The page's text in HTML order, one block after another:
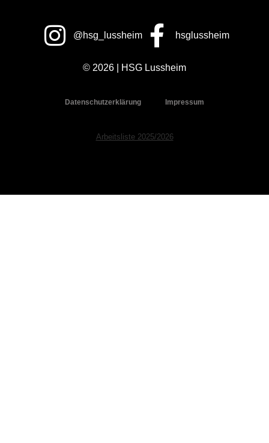
@hsg_lussheim hsglussheim
© 2026 | HSG Lussheim
Datenschutzerklärung Impressum
Arbeitsliste 2025/2026